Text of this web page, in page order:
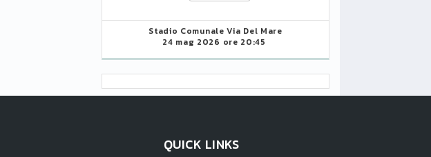
Stadio Comunale Via Del Mare
24 mag 2026 ore 20:45
QUICK LINKS